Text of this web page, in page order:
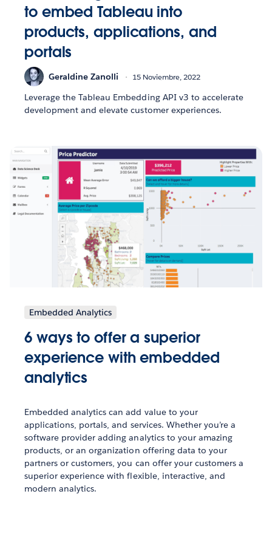
to embed Tableau into
products, applications, and
portals
Geraldine Zanolli 15 Noviembre, 2022
Leverage the Tableau Embedding API v3 to accelerate
development and elevate customer experiences.
Embedded Analytics
6 ways to offer a superior
experience with embedded
analytics
Embedded analytics can add value to your
applications, portals, and services. Whether you’re a
software provider adding analytics to your amazing
products, or an organization offering data to your
partners or customers, you can offer your customers a
superior experience with flexible, interactive, and
modern analytics.